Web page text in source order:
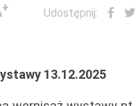
+ Udostępnij:
13.12.2025